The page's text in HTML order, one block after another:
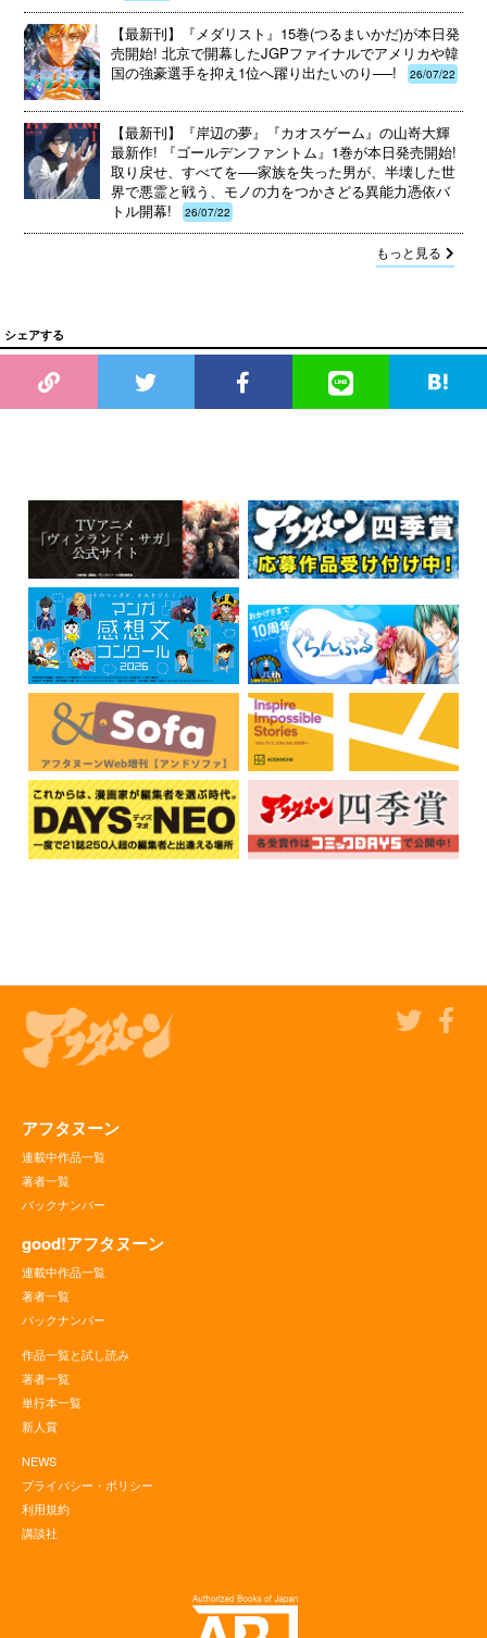
【最新刊】『メダリスト』15巻(つるまいかだ)が本日発
売開始! 北京で開幕したJGPファイナルでアメリカや韓
国の強豪選手を抑え1位へ躍り出たいのり──!
26/07/22
【最新刊】『岸辺の夢』『カオスゲーム』の山嵜大輝
最新作! 『ゴールデンファントム』1巻が本日発売開始!
取り戻せ、すべてを──家族を失った男が、半壊した世
界で悪霊と戦う、モノの力をつかさどる異能力憑依バ
トル開幕!
26/07/22
もっと見る
シェアする
アフタヌーン
連載中作品一覧
著者一覧
バックナンバー
good!アフタヌーン
連載中作品一覧
著者一覧
バックナンバー
作品一覧と試し読み
著者一覧
単行本一覧
新人賞
NEWS
プライバシー・ポリシー
利用規約
講談社